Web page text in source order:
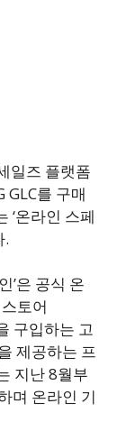
일즈 플랫폼
GLC를 구매
‘온라인 스페
.
’은 공식 온
토어
구입하는 고
제공하는 프
지난 8월부
며 온라인 기